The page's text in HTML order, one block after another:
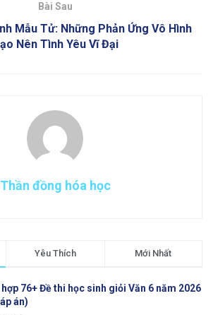
Bài Sau
Mẫu Tử: Những Phản Ứng Vô Hình
Nên Tình Yêu Vĩ Đại
Thần đồng hóa học
Yêu Thích Mới Nhất
76+ Đề thi học sinh giỏi Văn 6 năm 2026
án)